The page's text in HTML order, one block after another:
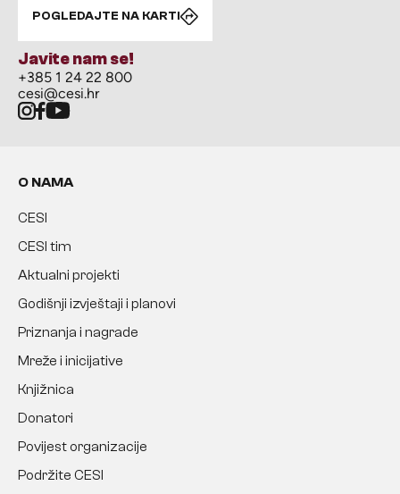
POGLEDAJTE NA KARTI
Javite nam se!
+385 1 24 22 800
cesi@cesi.hr
O NAMA
CESI
CESI tim
Aktualni projekti
Godišnji izvještaji i planovi
Priznanja i nagrade
Mreže i inicijative
Knjižnica
Donatori
Povijest organizacije
Podržite CESI